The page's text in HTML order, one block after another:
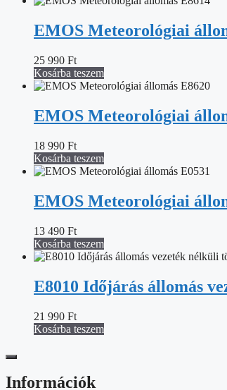
EMOS Meteorológiai
25 990 Ft
Kosárba teszem
EMOS Meteorológiai
18 990 Ft
Kosárba teszem
EMOS Meteorológiai
13 490 Ft
Kosárba teszem
E8010 Időjárás állomás
21 990 Ft
Kosárba teszem
Információk